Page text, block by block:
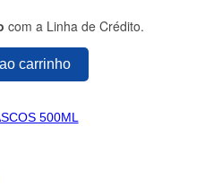
com a Linha de Crédito.
carrinho
500ML